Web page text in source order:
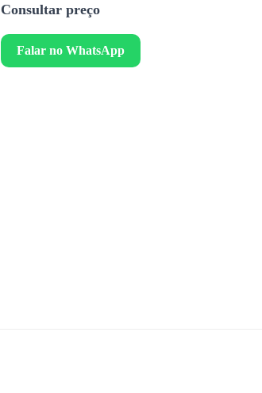
Consultar preço
Falar no WhatsApp